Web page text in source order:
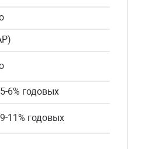
6% годовых
11% годовых